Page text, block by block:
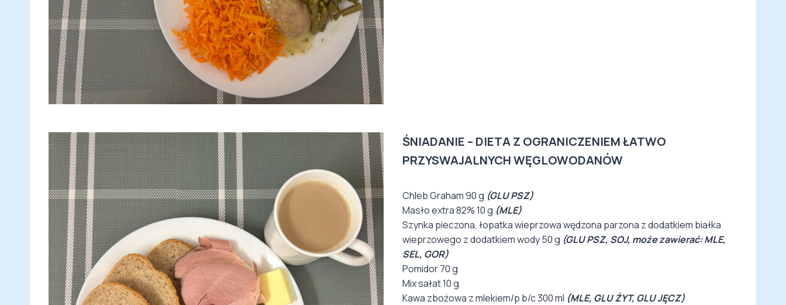
ŚNIADANIE – DIETAZ OGRANICZENIEM ŁATWO
PRZYSWAJALNYCH WĘGLOWODANÓW
Chleb Graham 90 g (GLU PSZ)
Masło extra 82% 10 g (MLE)
Szynka pieczona, łopatka wieprzowa wędzona parzona z dodatkiem białka
wieprzowego z dodatkiem wody 50 g (GLU PSZ, SOJ, może zawierać: MLE,
SEL, GOR)
Pomidor 70 g
Mix sałat 10 g
Kawa zbożowa z mlekiem/p b/c 300 ml (MLE, GLU ŻYT, GLU JĘCZ)